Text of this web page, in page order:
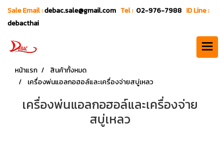
Sale Email :debac.sale@gmail.com Tel : 02-976-7988 ID Line :
debacthai
หน้าแรก
สินค้าทั้งหมด
เครื่องพ่นแอลกอฮอล์และเครื่องจ่ายสบู่เหลว
เครื่องพ่นแอลกอฮอล์และเครื่องจ่าย
สบู่เหลว